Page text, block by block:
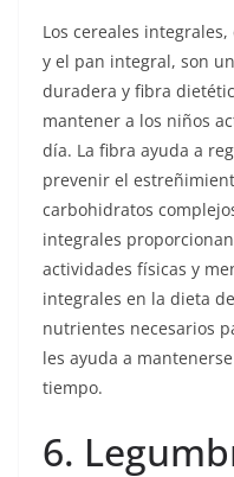
Los cereales
y el pan integral, son
duradera y fibra
mantener a los niños
día. La fibra ayuda a
prevenir el
carbohidratos
integrales
actividades físicas y
integrales en la dieta
nutrientes necesarios
les ayuda a
tiempo.
6.